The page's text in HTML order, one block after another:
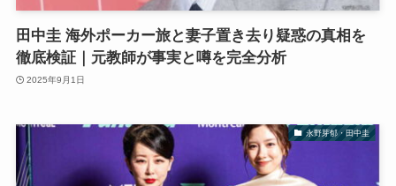
田中圭 海外ポーカー旅と妻子置き去り疑惑の真相を
徹底検証｜元教師が事実と噂を完全分析
2025年9月1日
永野芽郁・田中圭